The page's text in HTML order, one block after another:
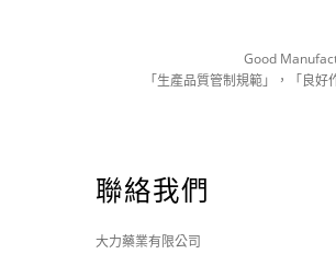
Good
「生產品質管制規範」，「良好
聯絡我們
大力藥業有限公司